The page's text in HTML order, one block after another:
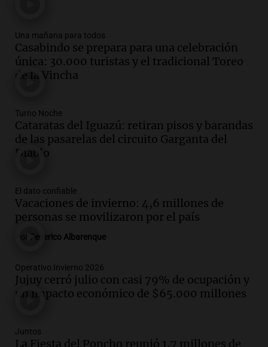
Una mañana para todos
Episodios
Audio.El orgullo y el sueño argentino de
Una mañana para todos
Episodios
Audio.
El abuelo de Agostina Vega, tras
Una mañana para todos
Episodios
Audio.Una nutricionista derribó el mito
del desayuno ideal: qué alimentos
Episodios
Una mañana para todos
Casabindo se prepara para una celebración
única: 30.000 turistas y el tradicional Toreo
de la Vincha
Turno Noche
Cataratas del Iguazú: retiran pisos y barandas
de las pasarelas del circuito Garganta del
Diablo
El dato confiable
Vacaciones de invierno: 4,6 millones de
personas se movilizaron por el país
Federico Albarenque
Operativo Invierno 2026
Jujuy cerró julio con casi 79% de ocupación y
un impacto económico de $65.000 millones
Juntos
La Fiesta del Poncho reunió 1,7 millones de